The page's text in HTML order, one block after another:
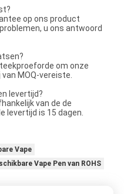
op ons product
u ons antwoord
om onze
MOQ-vereiste.
levertijd?
van de de
levertijd is 15 dagen.
Vape
Vape Pen van ROHS